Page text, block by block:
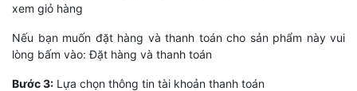
xem giỏ hàng
Nếu bạn muốn đặt hàng và thanh toán cho sản phẩm này vui
lòng bấm vào: Đặt hàng và thanh toán
Bước 3: Lựa chọn thông tin tài khoản thanh toán